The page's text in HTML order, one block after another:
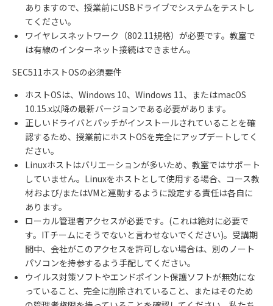
ありますので、授業前にUSBドライブでシステムをテストし
てください。
ワイヤレスネットワーク（802.11規格）が必要です。教室で
は有線のインターネット接続はできません。
SEC511ホストOSの必須要件
ホストOSは、Windows 10、Windows 11、またはmacOS
10.15.x以降の最新バージョンである必要があります。
正しいドライバとパッチがインストールされていることを確
認するため、授業前にホストOSを完全にアップデートしてく
ださい。
Linuxホストはバリエーションが多いため、教室ではサポート
していません。Linuxをホストとして使用する場合、コース教
材および/またはVMと連動するように設定する責任は各自に
あります。
ローカル管理者アクセスが必要です。(これは絶対に必要で
す。ITチームにそうでないと言わせないでください)。受講期
間中、会社がこのアクセスを許可しない場合は、別のノート
パソコンを持参するよう手配してください。
ウイルス対策ソフトやエンドポイント保護ソフトが無効にな
っていること、完全に削除されていること、またはそのため